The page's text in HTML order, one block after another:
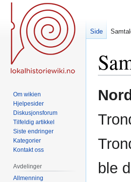
Hopp
til
Hopp
til
ble
Side
Om wikien
Hjelpesider
Diskusjonsforum
Tilfeldig artikkel
Siste endringer
Kategorier
Kontakt oss
Avdelinger
Allmenning